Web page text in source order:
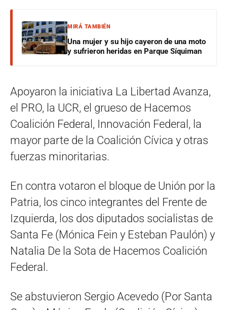
MIRÁ TAMBIÉN
Una mujer y su hijo cayeron de una moto
y sufrieron heridas en Parque Síquiman
Apoyaron la iniciativa La Libertad Avanza,
el PRO, la UCR, el grueso de Hacemos
Coalición Federal, Innovación Federal, la
mayor parte de la Coalición Cívica y otras
fuerzas minoritarias.
En contra votaron el bloque de Unión por la
Patria, los cinco integrantes del Frente de
Izquierda, los dos diputados socialistas de
Santa Fe (Mónica Fein y Esteban Paulón) y
Natalia De la Sota de Hacemos Coalición
Federal.
Se abstuvieron Sergio Acevedo (Por Santa